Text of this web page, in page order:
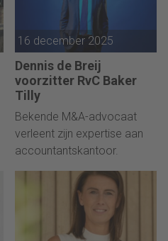
16 december 2025
Dennis de Breij
voorzitter RvC Baker
Tilly
Bekende M&A-advocaat
verleent zijn expertise aan
accountantskantoor.